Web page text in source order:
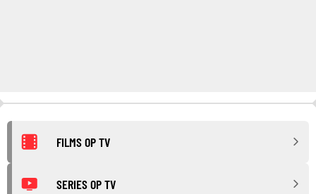
FILMS OP TV
SERIES OP TV